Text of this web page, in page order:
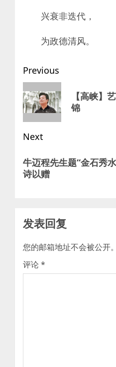
兴衰非迭代，
为政德清风。
Post
navigation
Previous
Previous
post:
【高峡】
锦
Next
Next
post:
牛迈程先生题“金石秀
诗以赠
发表回复
您的邮箱地址不会被公开。
评论*